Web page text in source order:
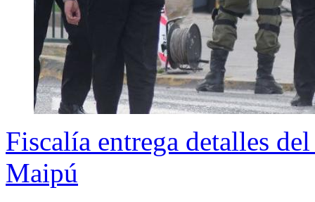
Fiscalía entrega detalles
Maipú